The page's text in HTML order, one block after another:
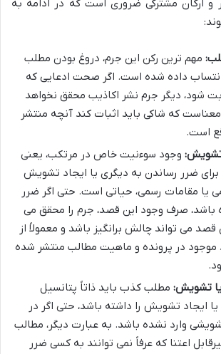
و ارکان مشترکی ضروری است که در ادامه به
مهم ترین رکن این جرم، دروغ بودن مطلب
داده شده است. اگر صحت ادعایی که
شود، دیگر جرم نشر اکاذیب محقق نخواهد
که شاکی باید اثبات کند آنچه منتشر
است.
تشویش: وجود سوءنیت خاص در مرتکب، یعنی
ضرر رساندن به دیگری یا ایجاد تشویش
یا مقامات رسمی، حیاتی است. حتی اگر ضرر
باشد، صرف وجود این قصد، جرم را محقق می
قصد می تواند چالش برانگیز باشد و معمولاً از
موجود در پرونده و ماهیت مطالب منتشر شده
یا تشویش: مطلب کذب باید ذاتاً پتانسیل
ایجاد تشویش را داشته باشد، حتی اگر در
وارد نشده باشد. به عبارت دیگر، مطالب
اعتنا که عرفاً نمی توانند به کسی ضرر